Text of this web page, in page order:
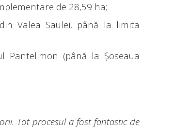
de 28,59 ha;
Valea Saulei, până la limita
Pantelimon (până la Șoseaua
Tot procesul a fost fantastic de